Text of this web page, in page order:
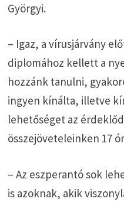
Györgyi.
– Igaz, a vírusjárvány
diplomához kellett a
hozzánk tanulni,
ingyen kínálta, illetve
lehetőséget az
összejöveteleinken 17
– Az eszperantó sok
is azoknak, akik